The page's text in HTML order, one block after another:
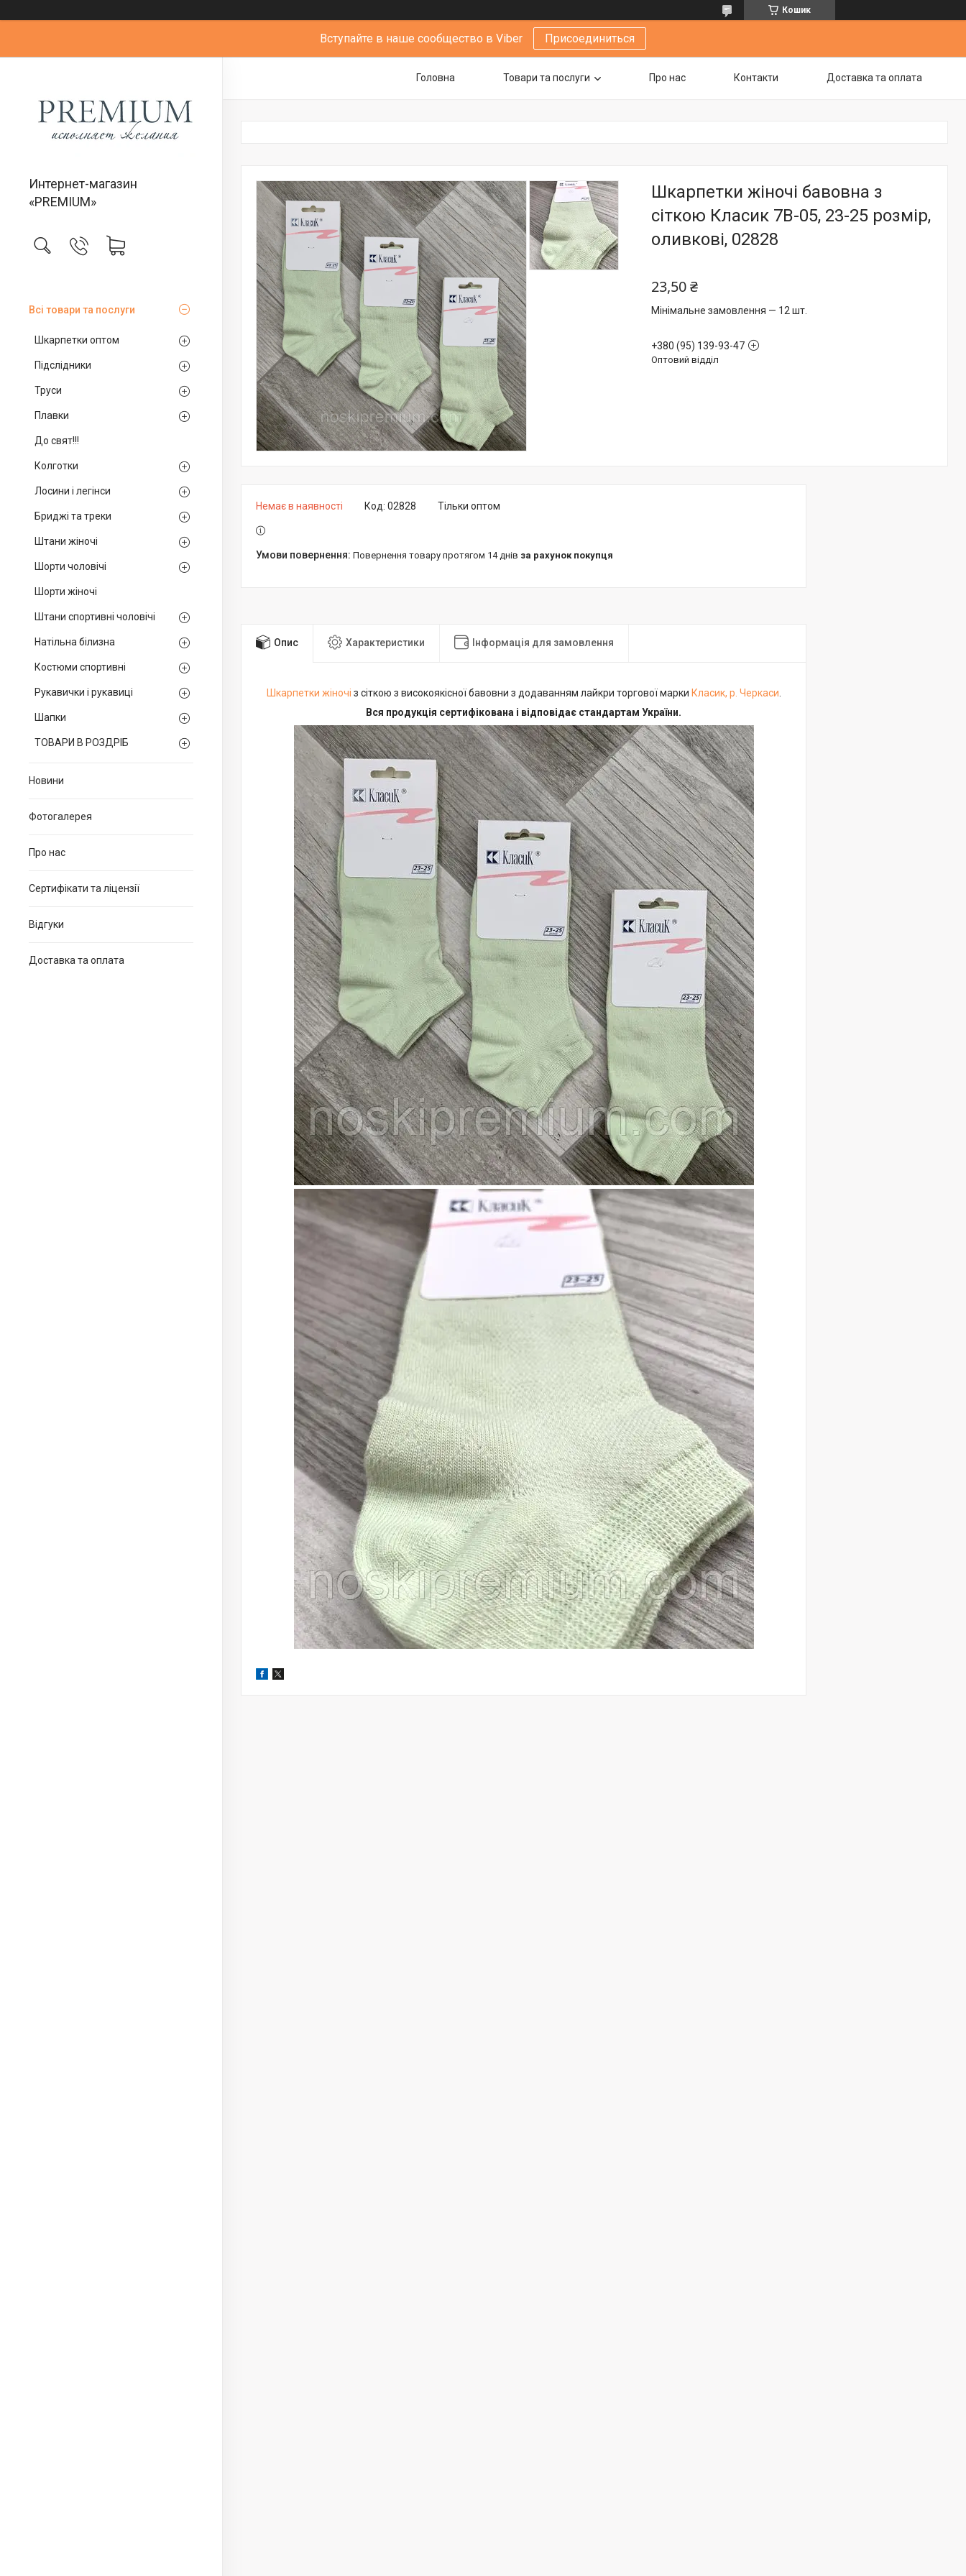
Кошик
Вступайте в наше сообщество в Viber Присоединиться
Интернет-магазин
«PREMIUM»
Всі товари та послуги
Шкарпетки оптом
Підслідники
Труси
Плавки
До свят!!!
Колготки
Лосини і легінси
Бриджі та треки
Штани жіночі
Шорти чоловічі
Шорти жіночі
Штани спортивні чоловічі
Натільна білизна
Костюми спортивні
Рукавички і рукавиці
Шапки
ТОВАРИ В РОЗДРІБ
Новини
Фотогалерея
Про нас
Сертифікати та ліцензії
Відгуки
Доставка та оплата
Головна Товари та послуги Про нас Контакти Доставка та оплата
Шкарпетки жіночі бавовна з
сіткою Класик 7В-05, 23-25 розмір,
оливкові, 02828
23,50 ₴
Мінімальне замовлення — 12 шт.
+380 (95) 139-93-47
Оптовий відділ
Немає в наявності Тільки оптом
Код: 02828
повернення товару протягом 14 днів за рахунок покупця
Опис Характеристики Інформація для замовлення
Шкарпетки жіночі з сіткою з високоякісної бавовни з додаванням лайкри торгової марки Класик, р. Черкаси
Вся продукція сертифікована і відповідає стандартам України.